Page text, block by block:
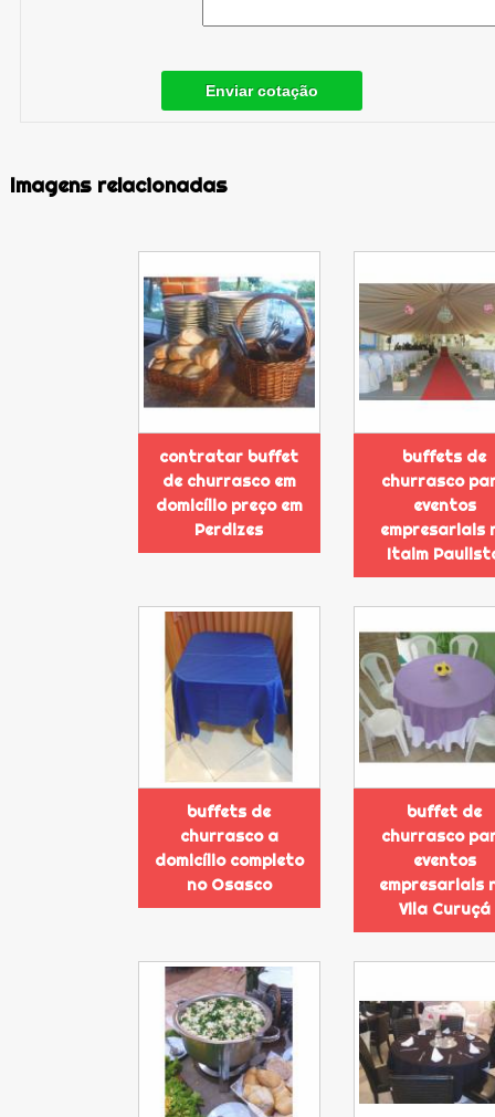
Enviar cotação
Imagens relacionadas
contratar buffet
de churrasco em
domicílio preço em
Perdizes
buffets de
churrasco
eventos
empresariais
Itaim
buffets de
churrasco a
domicílio completo
no Osasco
buffet de
churrasco
eventos
empresariais
Vila Curuçá